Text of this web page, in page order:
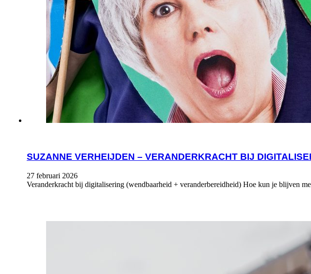
SUZANNE VERHEIJDEN – VERANDERKRACHT BIJ
27 februari 2026
Veranderkracht bij digitalisering (wendbaarheid + veranderbereidheid) Hoe kun je blijven